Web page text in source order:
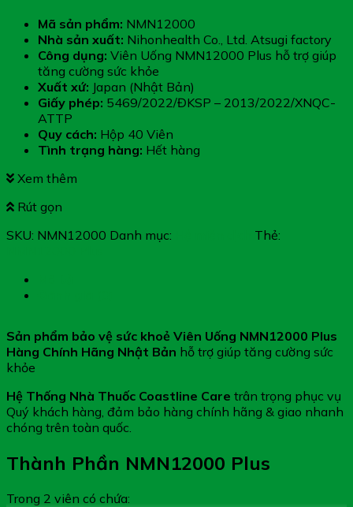
Mã sản phẩm: NMN12000
Nhà sản xuất: Nihonhealth Co., Ltd. Atsugi factory
Công dụng: Viên Uống NMN12000 Plus hỗ trợ giúp
tăng cường sức khỏe
Xuất xứ: Japan (Nhật Bản)
Giấy phép: 5469/2022/ĐKSP – 2013/2022/XNQC-
ATTP
Quy cách: Hộp 40 Viên
Tình trạng hàng: Hết hàng
Xem thêm
Rút gọn
SKU: NMN12000 Danh mục:
Thẻ:
Sản phẩm bảo vệ sức khoẻ Viên Uống NMN12000 Plus
Hàng Chính Hãng Nhật Bản hỗ trợ giúp tăng cường sức
khỏe
Hệ Thống Nhà Thuốc Coastline Care trân trọng phục vụ
Quý khách hàng, đảm bảo hàng chính hãng & giao nhanh
chóng trên toàn quốc.
Thành Phần NMN12000 Plus
Trong 2 viên có chứa: